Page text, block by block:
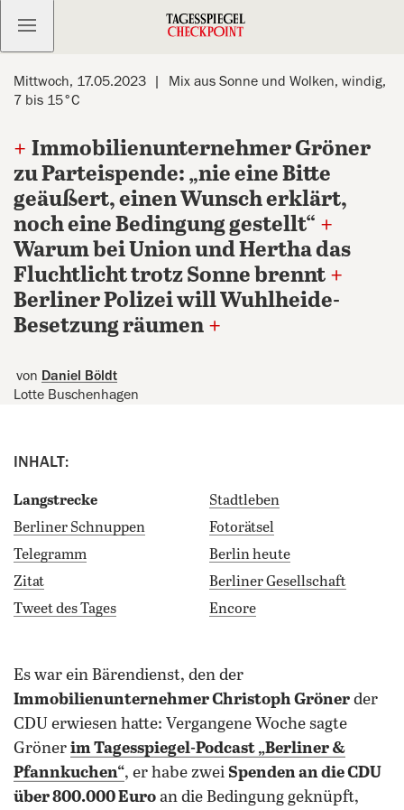
Kostenlos anmelden
Mittwoch, 17.05.2023
Mix aus Sonne und Wolken, windig,
7 bis 15°C
+ Immobilienunternehmer Gröner
zu Parteispende: „nie eine Bitte
geäußert, einen Wunsch erklärt,
noch eine Bedingung gestellt“ +
Warum bei Union und Hertha das
Fluchtlicht trotz Sonne brennt +
Berliner Polizei will Wuhlheide-
Besetzung räumen +
von Daniel Böldt
Lotte Buschenhagen
INHALT:
Langstrecke
Berliner Schnuppen
Telegramm
Zitat
Tweet des Tages
Stadtleben
Fotorätsel
Berlin heute
Berliner Gesellschaft
Encore
es war ein Bärendienst, den der
Immobilienunternehmer Christoph Gröner der
CDU erwiesen hatte: Vergangene Woche sagte
Gröner im Tagesspiegel-Podcast „Berliner &
Pfannkuchen“, er habe zwei Spenden an die CDU
über 800.000 Euro an die Bedingung geknüpft,